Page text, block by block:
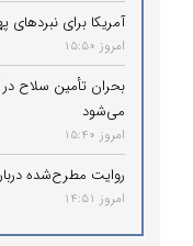
آمریکا برای نبردهای
امروز 15:50
بحران تأمین سلاح
می‌شود
امروز 15:40
روایت مطرح‌شده
امروز 14:51